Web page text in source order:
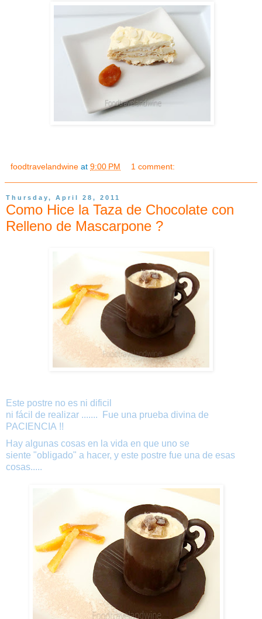
foodtravelandwine at 9:00 PM 1 comment:
Thursday, April 28, 2011
Como Hice la Taza de Chocolate con
Relleno de Mascarpone ?
Este postre no es ni dificil
ni fácil de realizar ....... Fue una prueba divina de
PACIENCIA !!
Hay algunas cosas en la vida en que uno se
siente "obligado" a hacer, y este postre fue una de esas
cosas.....